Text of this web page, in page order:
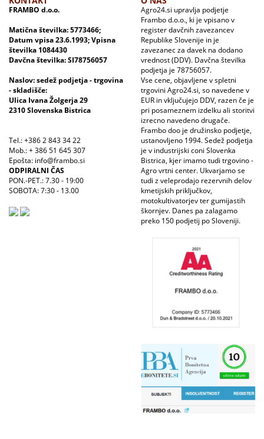
FRAMBO d.o.o.
Matična številka: 5773466;
Datum vpisa 23.6.1993; Vpisna
številka 1084430
Davčna številka: SI78756057
Naslov: sedež podjetja - trgovina
- skladišče:
Ulica Ivana Žolgerja 29
2310 Slovenska Bistrica
Tel.: +386 2 843 34 22
Mob.: + 386 51 645 307
Epošta: info@frambo.si
ODPIRALNI ČAS
PON.-PET.: 7.30 - 19:00
SOBOTA: 7:30 - 13.00
Agro24.si upravlja podjetje
Frambo d.o.o., ki je vpisano v
register davčnih zavezancev
Republike Slovenije in je
zavezanec za davek na dodano
vrednost (DDV). Davčna številka
podjetja je 78756057.
Vse cene, objavljene v spletni
trgovini Agro24.si, so navedene v
EUR in vključujejo DDV, razen če je
pri posameznem izdelku ali storitvi
izrecno navedeno drugače.
Frambo doo je družinsko podjetje,
ustanovljeno 1994. Sedež podjetja
je v industrijski coni Slovenka
Bistrica, kjer imamo tudi trgovino -
Agro vrtni center. Ukvarjamo se
tudi z veleprodajo rezervnih delov
kmetijskih priključkov,
motokultivatorjev ter gumijastih
škornjev. Danes pa zalagamo
preko 150 podjetij po Sloveniji.